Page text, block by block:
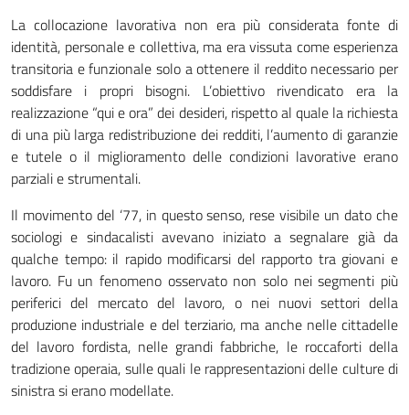
La collocazione lavorativa non era più considerata fonte di
identità, personale e collettiva, ma era vissuta come esperienza
transitoria e funzionale solo a ottenere il reddito necessario per
soddisfare i propri bisogni. L’obiettivo rivendicato era la
realizzazione “qui e ora” dei desideri, rispetto al quale la richiesta
di una più larga redistribuzione dei redditi, l’aumento di garanzie
e tutele o il miglioramento delle condizioni lavorative erano
parziali e strumentali.
Il movimento del ‘77, in questo senso, rese visibile un dato che
sociologi e sindacalisti avevano iniziato a segnalare già da
qualche tempo: il rapido modificarsi del rapporto tra giovani e
lavoro. Fu un fenomeno osservato non solo nei segmenti più
periferici del mercato del lavoro, o nei nuovi settori della
produzione industriale e del terziario, ma anche nelle cittadelle
del lavoro fordista, nelle grandi fabbriche, le roccaforti della
tradizione operaia, sulle quali le rappresentazioni delle culture di
sinistra si erano modellate.